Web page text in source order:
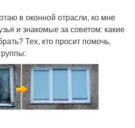
в оконной отрасли, ко мне
и знакомые за советом: какие
Тех, кто просит помочь,